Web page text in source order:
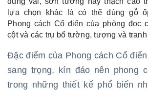
lựa chọn khác là có thể dùng gỗ
Phong cách Cổ điển của phòng đọc
cột và các trụ bổ tường, tượng và
Đặc điểm của Phong cách Cổ
sang trọng, kín đáo nên phong
trong những thiết kế phổ biến